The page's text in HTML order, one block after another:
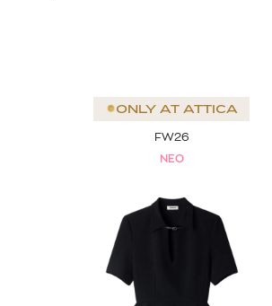
ONLY AT ATTICA
FW26
NEO